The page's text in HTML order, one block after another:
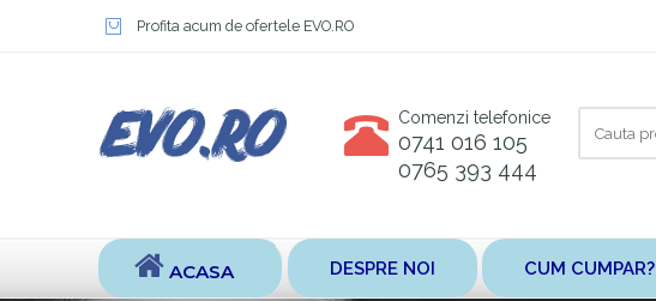
Profita acum de ofertele EVO.RO
Comenzi telefonice
0741 016 105
0765 393 444
aici
ACASA DESPRE NOI CUM CUMPAR?